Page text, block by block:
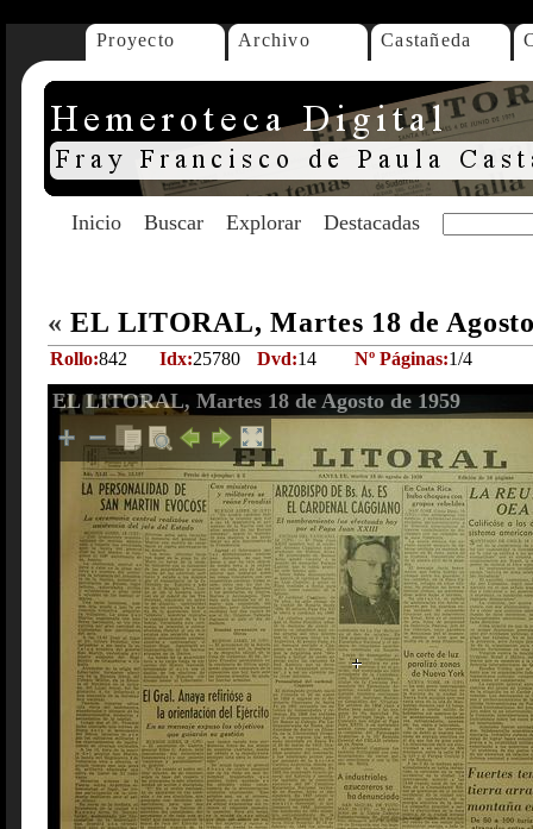
Proyecto Archivo Castañeda
Inicio Buscar Explorar Destacadas
« EL LITORAL, Martes 18 de
Rollo:842 Idx:25780 Dvd:14 Nº Páginas:1/4
EL LITORAL, Martes 18 de Agosto de 1959